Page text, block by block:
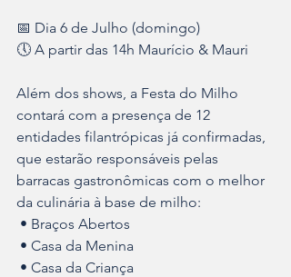
📅 Dia 6 de Julho (domingo)
🕔 A partir das 14h Maurício & Mauri
Além dos shows, a Festa do Milho
contará com a presença de 12
entidades filantrópicas já confirmadas,
que estarão responsáveis pelas
barracas gastronômicas com o melhor
da culinária à base de milho:
• Braços Abertos
• Casa da Menina
• Casa da Criança